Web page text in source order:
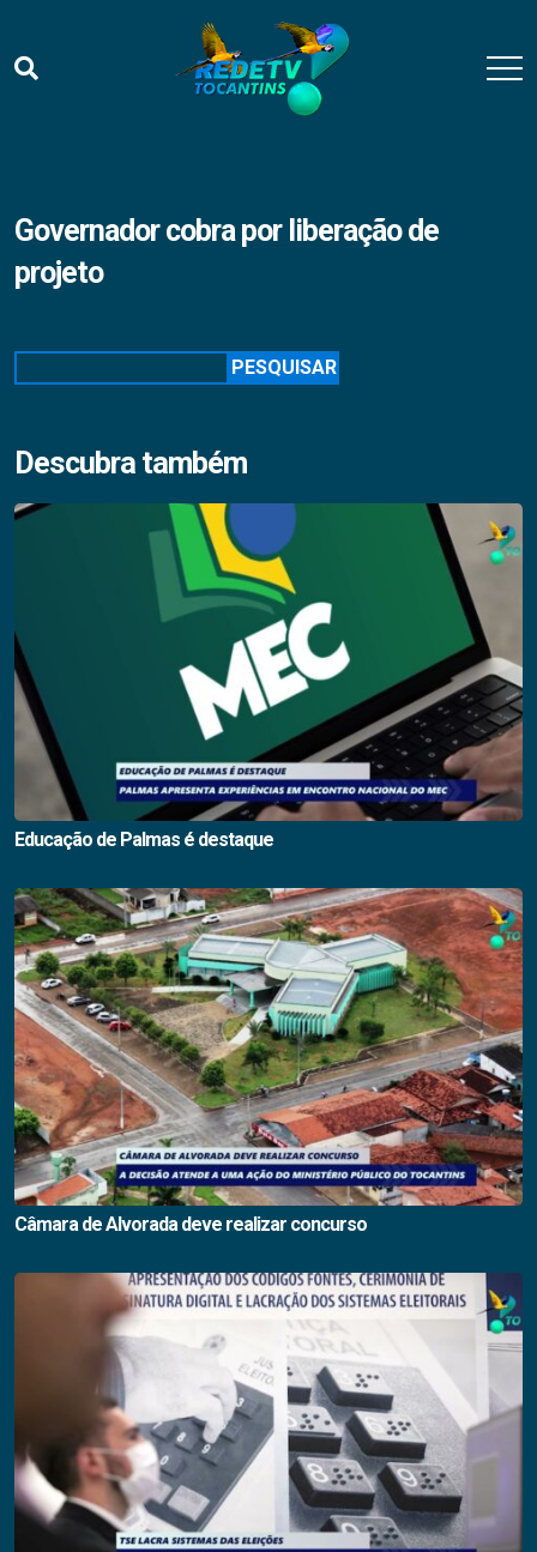
Governador cobra por liberação de
projeto
PESQUISAR
Descubra também
Educação de Palmas é destaque
Câmara de Alvorada deve realizar concurso